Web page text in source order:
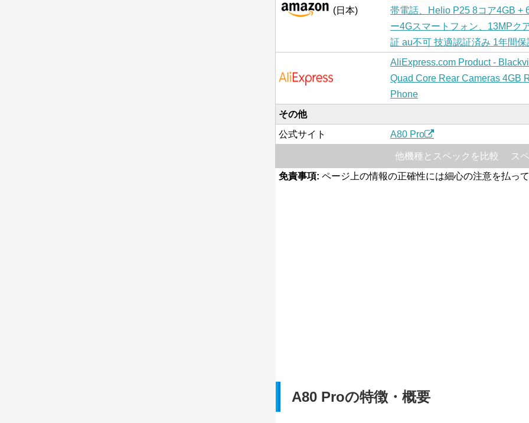
(日本)
帯電話、Helio P25 8コア4GB +
ー4Gスマートフォン、13MPク
証 au不可 技適認証済み 1年間保
AliExpress.com Product -
Quad Core Rear Cameras 4GB
Phone
その他
公式サイト
A80 Pro
ス
他機種とスペックを比較
免責事項: ページ上の情報の正確性には細心の注意を払っ
A80 Proの特徴・概要